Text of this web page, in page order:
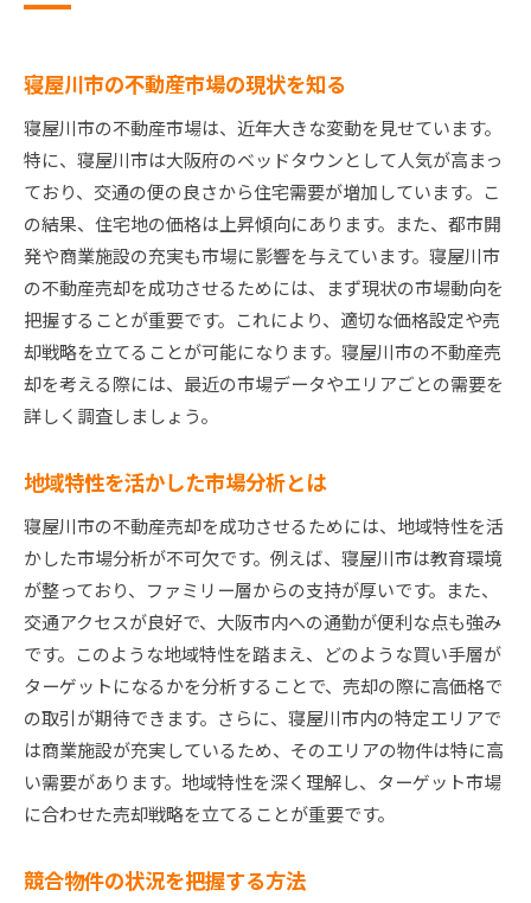
専門家による査定の重要性
評価額に影響を与える要因とは？
市場価値と物件の状態の関係
適正価格設定で売却をスムーズに
寝屋川市不動産売却で高価格を実現するための内見
準備のポイント
内見前に準備すべき基本事項
プロの手を借りたステージングの効果
第一印象を良くするための外観チェック
内見当日の注意点と心得
内見後のフォローアップの重要性
寝屋川市の不動産売却における売却時期の見極め方
寝屋川市の不動産市場の季節的変動
売却のベストタイミングを知る方法
景気動向と不動産市場の関係
売却時期を見極めるためのポイント
売却時期と税金面の考慮
市場の動きに合わせた売却戦略
寝屋川市不動産売却で高値を引き出すための広告戦
略
オンライン広告とオフライン広告の併用
寝屋川市の不動産市場の現状を知る
寝屋川市の不動産市場は、近年大きな変動を見せています。
特に、寝屋川市は大阪府のベッドタウンとして人気が高まっ
ており、交通の便の良さから住宅需要が増加しています。こ
の結果、住宅地の価格は上昇傾向にあります。また、都市開
発や商業施設の充実も市場に影響を与えています。寝屋川市
の不動産売却を成功させるためには、まず現状の市場動向を
把握することが重要です。これにより、適切な価格設定や売
却戦略を立てることが可能になります。寝屋川市の不動産売
却を考える際には、最近の市場データやエリアごとの需要を
詳しく調査しましょう。
地域特性を活かした市場分析とは
寝屋川市の不動産売却を成功させるためには、地域特性を活
かした市場分析が不可欠です。例えば、寝屋川市は教育環境
が整っており、ファミリー層からの支持が厚いです。また、
交通アクセスが良好で、大阪市内への通勤が便利な点も強み
です。このような地域特性を踏まえ、どのような買い手層が
ターゲットになるかを分析することで、売却の際に高価格で
の取引が期待できます。さらに、寝屋川市内の特定エリアで
は商業施設が充実しているため、そのエリアの物件は特に高
い需要があります。地域特性を深く理解し、ターゲット市場
に合わせた売却戦略を立てることが重要です。
競合物件の状況を把握する方法